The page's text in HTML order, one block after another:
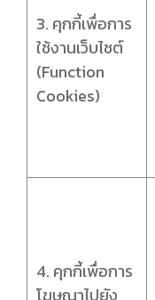
3. คุกกี้เพื่อการ
ใช้งานเว็บไซต์
(Function
Cookies)
4. คุกกี้เพื่อการ
โฆษณาไปยัง